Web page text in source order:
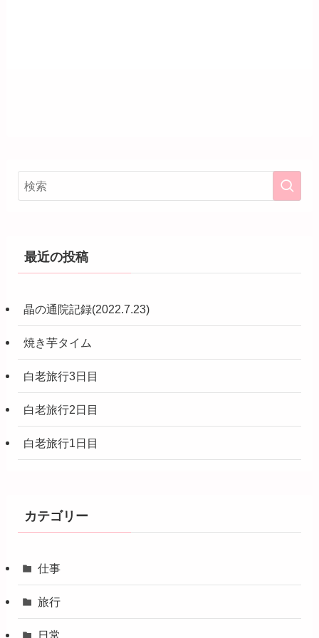
最近の投稿
晶の通院記録(2022.7.23)
焼き芋タイム
白老旅行3日目
白老旅行2日目
白老旅行1日目
カテゴリー
仕事
旅行
日常